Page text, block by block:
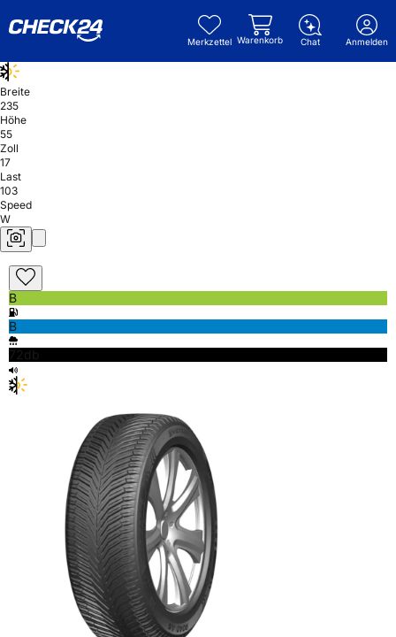
Merkzettel Warenkorb Chat Anmelden
Breite
235
Höhe
55
Zoll
17
Last
103
Speed
W
B
B
72db